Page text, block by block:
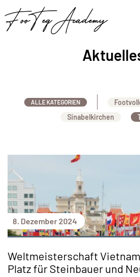
ALLE KATEGORIEN
Sinabelkirchen
8. Dezember 2024
Weltmeisterschaft
Platz für Steinbauer und